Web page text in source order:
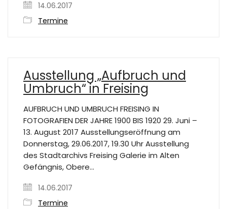
14.06.2017
Termine
Ausstellung „Aufbruch und
Umbruch“ in Freising
AUFBRUCH UND UMBRUCH FREISING IN
FOTOGRAFIEN DER JAHRE 1900 BIS 1920 29. Juni –
13. August 2017 Ausstellungseröffnung am
Donnerstag, 29.06.2017, 19.30 Uhr Ausstellung
des Stadtarchivs Freising Galerie im Alten
Gefängnis, Obere…
14.06.2017
Termine